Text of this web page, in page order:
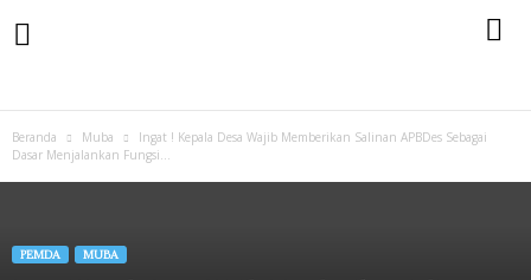
Beranda Muba
Ingat ! Kepala Desa Wajib Memberikan Salinan APBDes Sebagai
Dasar Menjalankan Fungsi...
PEMDA MUBA